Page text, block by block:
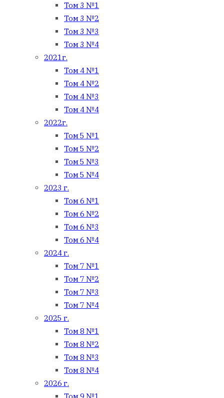
Том 3 №1
Том 3 №2
Том 3 №3
Том 3 №4
2021г.
Том 4 №1
Том 4 №2
Том 4 №3
Том 4 №4
2022г.
Том 5 №1
Том 5 №2
Том 5 №3
Том 5 №4
2023 г.
Том 6 №1
Том 6 №2
Том 6 №3
Том 6 №4
2024 г.
Том 7 №1
Том 7 №2
Том 7 №3
Том 7 №4
2025 г.
Том 8 №1
Том 8 №2
Том 8 №3
Том 8 №4
2026 г.